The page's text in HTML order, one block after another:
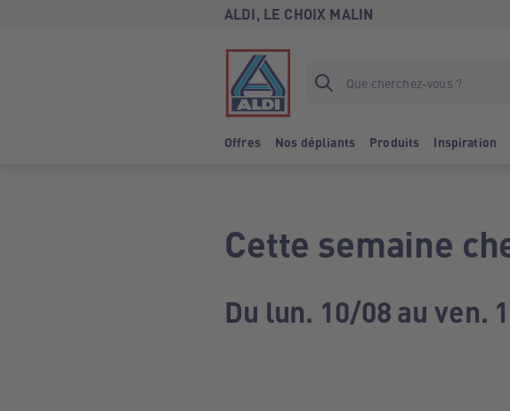
ALDI, LE CHOIX MALIN
Offres Nos dépliants Produits Inspiration
Cette semaine
Du lun. 10/08 au ven.